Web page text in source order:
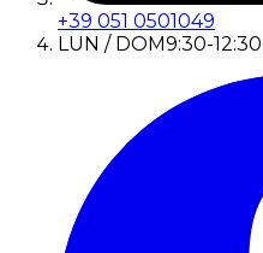
+39 051 0501049
LUN / DOM9:30-